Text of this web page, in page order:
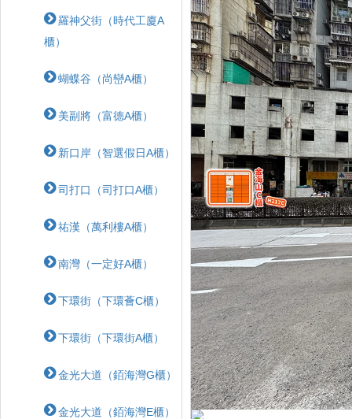
羅神父街（時代工廈A
櫃）
蝴蝶⾕（尚巒A櫃）
美副將（富德A櫃）
新口岸（智選假日A櫃）
司打口（司打口A櫃）
祐漢（萬利樓A櫃）
南灣（一定好A櫃）
下環街（下環薈C櫃）
下環街（下環街A櫃）
金光大道（銆海灣G櫃）
金光大道（銆海灣E櫃）